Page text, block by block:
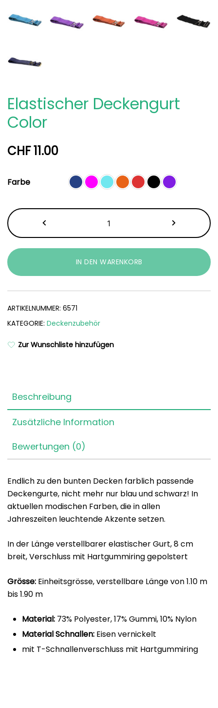
Elastischer Deckengurt
Color
CHF11.00
Farbe
Deckengurt
Color
IN DEN WARENKORB
ARTIKELNUMMER: 6571
KATEGORIE: Deckenzubehör
Zur Wunschliste hinzufügen
Beschreibung
Zusätzliche Information
Bewertungen (0)
Endlich zu den bunten Decken farblich passende
Deckengurte, nicht mehr nur blau und schwarz! In
aktuellen modischen Farben, die in allen
Jahreszeiten leuchtende Akzente setzen.
In der Länge verstellbarer elastischer Gurt, 8 cm
breit, Verschluss mit Hartgummiring gepolstert
Grösse: Einheitsgrösse, verstellbare Länge von 1.10 m
bis 1.90 m
Material: 73% Polyester, 17% Gummi, 10% Nylon
Material Schnallen: Eisen vernickelt
mit T-Schnallenverschluss mit Hartgummiring